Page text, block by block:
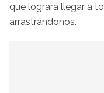
que logrará llegar a
arrastrándonos.